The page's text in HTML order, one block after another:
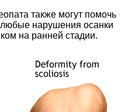
также могут помочь
любые нарушения осанки
на ранней стадии.